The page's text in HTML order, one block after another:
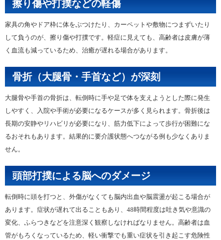
擦り傷や打撲などの軽傷
家具の角やドア枠に体をぶつけたり、カーペットや敷物につまずいたり
して負うのが、擦り傷や打撲です。軽症に見えても、高齢者は皮膚が薄
く血流も減っているため、治癒が遅れる場合があります。
骨折（大腿骨・手首など）が深刻
大腿骨や手首の骨折は、転倒時に手や足で体を支えようとした際に発生
しやすく、入院や手術が必要になるケースが多く見られます。骨折後は
長期の安静やリハビリが必要になり、筋力低下によって歩行が困難にな
るおそれもあります。結果的に要介護状態へつながる例も少なくありま
せん。
頭部打撲による脳へのダメージ
転倒時に頭を打つと、外傷がなくても脳内出血や脳震盪が起こる場合が
あります。症状が遅れて出ることもあり、48時間程度は吐き気や意識の
変化、ふらつきなどを注意深く観察しなければなりません。高齢者は血
管がもろくなっているため、軽い衝撃でも重い症状を引き起こす危険性